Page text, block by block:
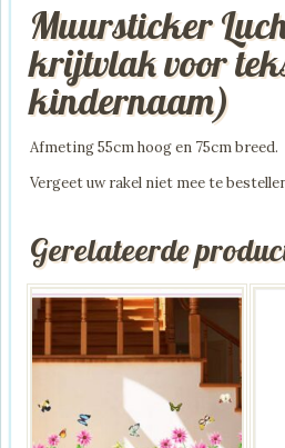
Muursticker
krijtvlak voor
kindernaam)
Afmeting 55cm hoog en 75cm breed.
Vergeet uw rakel niet mee te
Gerelateerde